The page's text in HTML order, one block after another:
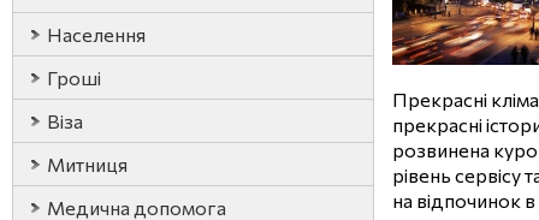
Населення
Гроші
Віза
Митниця
Медична допомога
Прекрасні
прекрасні
розвинена
рівень сервісу
на відпочинок в